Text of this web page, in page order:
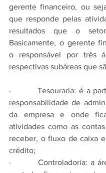
gerente financeiro, ou
que responde pelas
resultados que o setor
Basicamente, o gerente
o responsável por três
respectivas subáreas que
·         Tesouraria: é a
responsabilidade de
da empresa e onde
atividades como as
receber, o fluxo de caixa
crédito;
·         Controladoria: a